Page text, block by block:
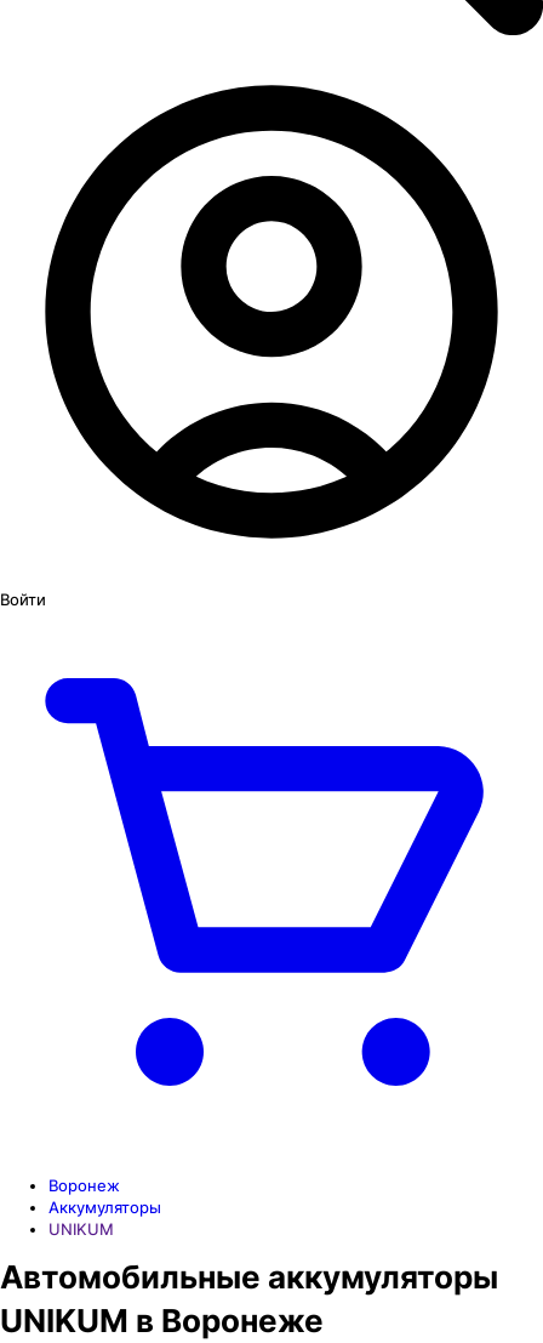
Войти
Воронеж
Аккумуляторы
UNIKUM
Автомобильные аккумуляторы
UNIKUM в Воронеже